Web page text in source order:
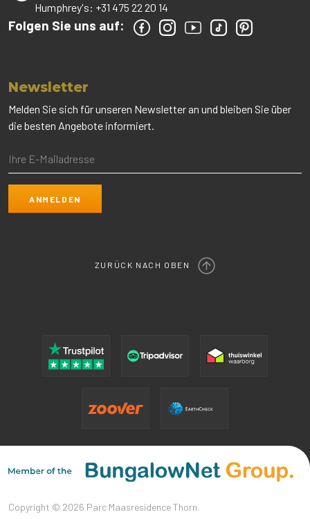
Humphrey's: +31 475 22 20 14
Folgen Sie uns auf:
Newsletter
Melden Sie sich für unseren Newsletter an und bleiben Sie über
die besten Angebote informiert.
ZURÜCK NACH OBEN
Copyright © 2026 Parc Maasresidence Thorn.